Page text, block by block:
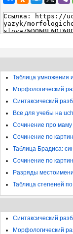
Таблица умножения
Морфологический
Синтаксический
Все для учебы на
Сочинение про маму
Сочинение по
Таблица Брадиса:
Сочинение по
Разряды
Таблица степеней
Синтаксический
Морфологический